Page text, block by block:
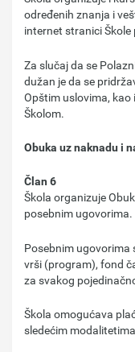
određenih znanja i
internet stranici
Za slučaj da se
dužan je da se
Opštim uslovima, kao
Školom.
Obuka uz naknadu i
Član 6
Škola organizuje
posebnim ugovorima.
Posebnim ugovorima
vrši (program), fond
za svakog
Škola omogućava
sledećim